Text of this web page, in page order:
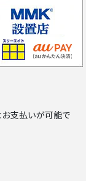
支払いが可能で